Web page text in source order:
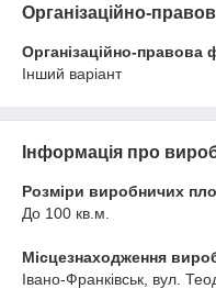
Організаційно-
Організаційно-правова
Інший варіант
Інформація про
Розміри виробничих
До 100 кв.м.
Місцезнаходження
Івано-Франківськ, вул.